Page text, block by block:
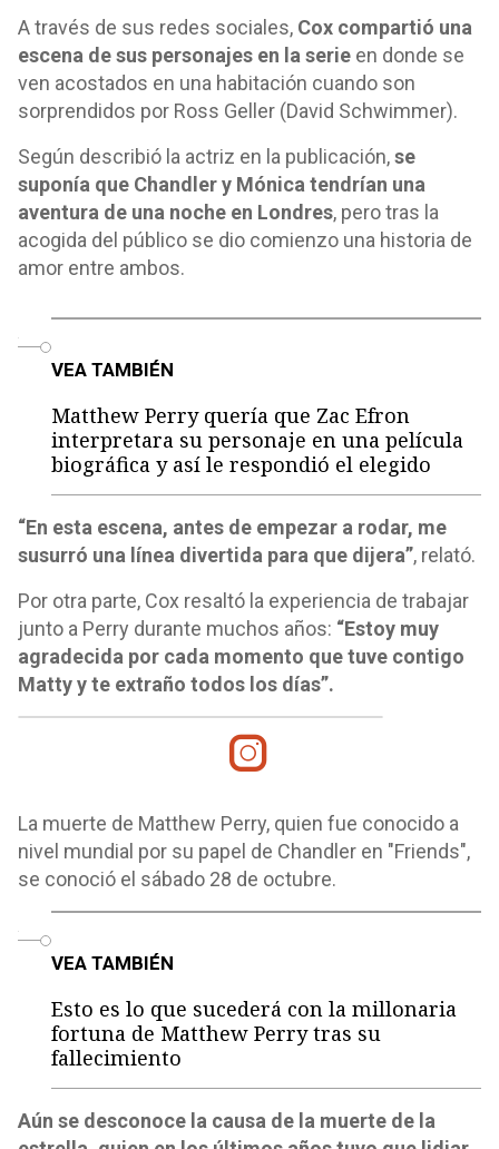
A través de sus redes sociales, Cox compartió una
escena de sus personajes en la serie en donde se
ven acostados en una habitación cuando son
sorprendidos por Ross Geller (David Schwimmer).
Según describió la actriz en la publicación,se
suponía que Chandler y Mónica tendrían una
aventura de una noche en Londres, pero tras la
acogida del público se dio comienzo una historia de
amor entre ambos.
VEA TAMBIÉN
Matthew Perry quería que Zac Efron
interpretara su personaje en una película
biográfica y así le respondió el elegido
“En esta escena, antes de empezar a rodar, me
susurró una línea divertida para que dijera”, relató.
Por otra parte, Cox resaltó la experiencia de trabajar
junto a Perry durante muchos años: “Estoy muy
agradecida por cada momento que tuve contigo
Matty y te extraño todos los días”.
La muerte de Matthew Perry, quien fue conocido a
nivel mundial por su papel de Chandler en "Friends",
se conoció el sábado 28 de octubre.
VEA TAMBIÉN
Esto es lo que sucederá con la millonaria
fortuna de Matthew Perry tras su
fallecimiento
Aún se desconoce la causa de la muerte de la